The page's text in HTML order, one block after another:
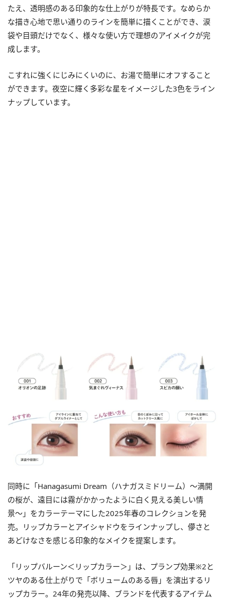
たえ、透明感のある印象的な仕上がりが特長です。なめらか
な描き心地で思い通りのラインを簡単に描くことができ、涙
袋や目頭だけでなく、様々な使い方で理想のアイメイクが完
成します。
こすれに強くにじみにくいのに、お湯で簡単にオフすること
ができます。夜空に輝く多彩な星をイメージした3色をライン
ナップしています。
同時に「Hanagasumi Dream（ハナガスミドリーム）〜満開
の桜が、遠目には霧がかかったように白く見える美しい情
景〜」をカラーテーマにした2025年春のコレクションを発
売。リップカラーとアイシャドウをラインナップし、儚さと
あどけなさを感じる印象的なメイクを提案します。
「リップバルーン＜リップカラー＞」は、プランプ効果※2と
ツヤのある仕上がりで「ボリュームのある唇」を演出するリ
ップカラー。24年の発売以降、ブランドを代表するアイテム